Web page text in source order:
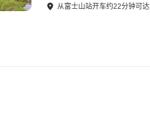
从富士山站开车约22分钟可达